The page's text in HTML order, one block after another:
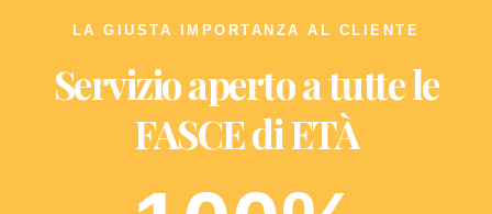
LA GIUSTA IMPORTANZA AL CLIENTE
Servizio aperto a tutte le
FASCE di ETÀ